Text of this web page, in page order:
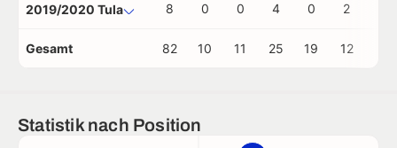
2019/2020 Tula 8 0 0 4 0 2
Gesamt 82 10 11 25 19 12
Statistik nach Position